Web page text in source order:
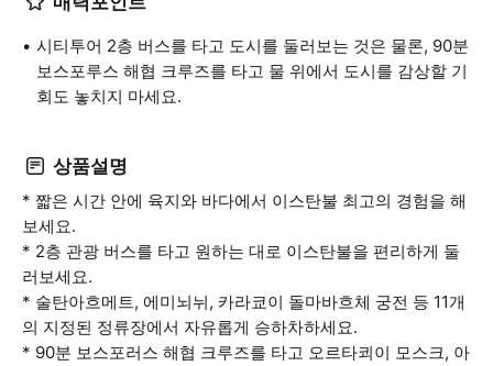
시티투어 2층 버스를 타고 도시를 둘러보는 것은 물론, 90분
보스포루스 해협 크루즈를 타고 물 위에서 도시를 감상할 기
회도 놓치지 마세요.
상품설명
* 짧은 시간 안에 육지와 바다에서 이스탄불 최고의 경험을 해
보세요.
* 2층 관광 버스를 타고 원하는 대로 이스탄불을 편리하게 둘
러보세요.
* 술탄아흐메트, 에미뇌뉘, 카라쿄이 돌마바흐체 궁전 등 11개
의 지정된 정류장에서 자유롭게 승하차하세요.
* 90분 보스포러스 해협 크루즈를 타고 오르타쾨이 모스크, 아